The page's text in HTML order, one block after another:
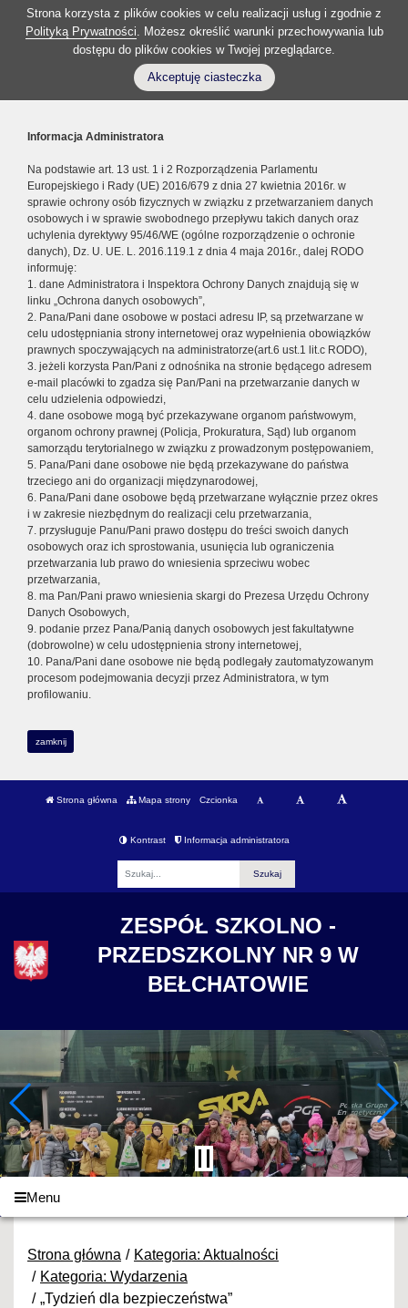
Strona korzysta z plików cookies w celu realizacji usług i zgodnie z
Polityką Prywatności. Możesz określić warunki przechowywania lub
dostępu do plików cookies w Twojej przeglądarce.
Akceptuję ciasteczka
Informacja Administratora
Na podstawie art. 13 ust. 1 i 2 Rozporządzenia Parlamentu
Europejskiego i Rady (UE) 2016/679 z dnia 27 kwietnia 2016r. w
sprawie ochrony osób fizycznych w związku z przetwarzaniem danych
osobowych i w sprawie swobodnego przepływu takich danych oraz
uchylenia dyrektywy 95/46/WE (ogólne rozporządzenie o ochronie
danych), Dz. U. UE. L. 2016.119.1 z dnia 4 maja 2016r., dalej RODO
informuję:
1. dane Administratora i Inspektora Ochrony Danych znajdują się w
linku „Ochrona danych osobowych”,
2. Pana/Pani dane osobowe w postaci adresu IP, są przetwarzane w
celu udostępniania strony internetowej oraz wypełnienia obowiązków
prawnych spoczywających na administratorze(art.6 ust.1 lit.c RODO),
3. jeżeli korzysta Pan/Pani z odnośnika na stronie będącego adresem
e-mail placówki to zgadza się Pan/Pani na przetwarzanie danych w
celu udzielenia odpowiedzi,
4. dane osobowe mogą być przekazywane organom państwowym,
organom ochrony prawnej (Policja, Prokuratura, Sąd) lub organom
samorządu terytorialnego w związku z prowadzonym postępowaniem,
5. Pana/Pani dane osobowe nie będą przekazywane do państwa
trzeciego ani do organizacji międzynarodowej,
6. Pana/Pani dane osobowe będą przetwarzane wyłącznie przez okres
i w zakresie niezbędnym do realizacji celu przetwarzania,
7. przysługuje Panu/Pani prawo dostępu do treści swoich danych
osobowych oraz ich sprostowania, usunięcia lub ograniczenia
przetwarzania lub prawo do wniesienia sprzeciwu wobec
przetwarzania,
8. ma Pan/Pani prawo wniesienia skargi do Prezesa Urzędu Ochrony
Danych Osobowych,
9. podanie przez Pana/Panią danych osobowych jest fakultatywne
(dobrowolne) w celu udostępnienia strony internetowej,
10. Pana/Pani dane osobowe nie będą podlegały zautomatyzowanym
procesom podejmowania decyzji przez Administratora, w tym
profilowaniu.
zamknij
Strona główna Mapa strony Czcionka
Kontrast Informacja administratora
ZESPÓŁ SZKOLNO -
PRZEDSZKOLNY NR 9 W
BEŁCHATOWIE
Menu
Strona główna
Kategoria: Aktualności
Kategoria: Wydarzenia
„Tydzień dla bezpieczeństwa”